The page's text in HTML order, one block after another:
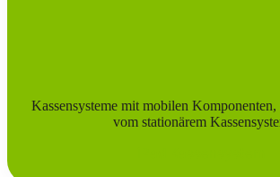
Kassen­systeme mit mobilen
vom stationärem